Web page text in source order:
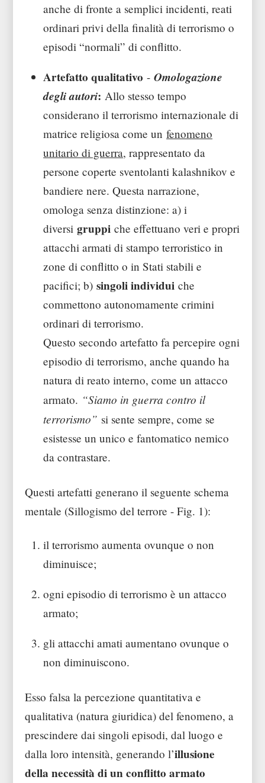
anche di fronte a semplici incidenti, reati
ordinari privi della finalità di terrorismo o
episodi “normali” di conflitto.
Artefatto qualitativo-Omologazione
degli autori:Allo stesso tempo
considerano il terrorismo internazionale di
matrice religiosa come unfenomeno
unitario di guerra, rappresentato da
persone coperte sventolanti kalashnikov e
bandiere nere. Questa narrazione,
omologa senza distinzione: a) i
diversigruppiche effettuano veri e propri
attacchi armati di stampo terroristico in
zone di conflitto o in Stati stabili e
pacifici; b) singoli individui che
commettono autonomamente crimini
ordinari di terrorismo.
Questo secondo artefatto fa percepire ogni
episodio di terrorismo, anche quando ha
natura di reato interno, come un attacco
armato. “Siamo in guerra contro il
terrorismo” si sente sempre, come se
esistesse un unico e fantomatico nemico
da contrastare.
Questi artefatti generano il seguente schema
mentale (Sillogismo del terrore - Fig. 1):
il terrorismo aumenta ovunque o non
diminuisce;
ogni episodio di terrorismo è un attacco
armato;
gli attacchi amati aumentano ovunque o
non diminuiscono.
Esso falsa la percezione quantitativa e
qualitativa (natura giuridica) del fenomeno, a
prescindere dai singoli episodi, dal luogo e
dalla loro intensità, generando l’illusione
della necessità di un conflitto armato